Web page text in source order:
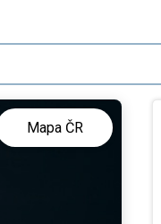
Mapa ČR